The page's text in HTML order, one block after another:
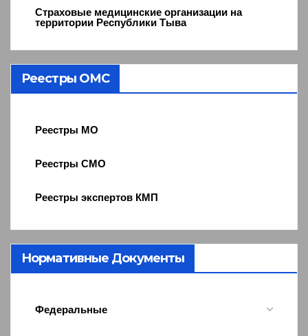
Страховые медицинские организации на
территории Республики Тыва
Реестры ОМС
Реестры МО
Реестры СМО
Реестры экспертов КМП
Нормативные Документы
Федеральные